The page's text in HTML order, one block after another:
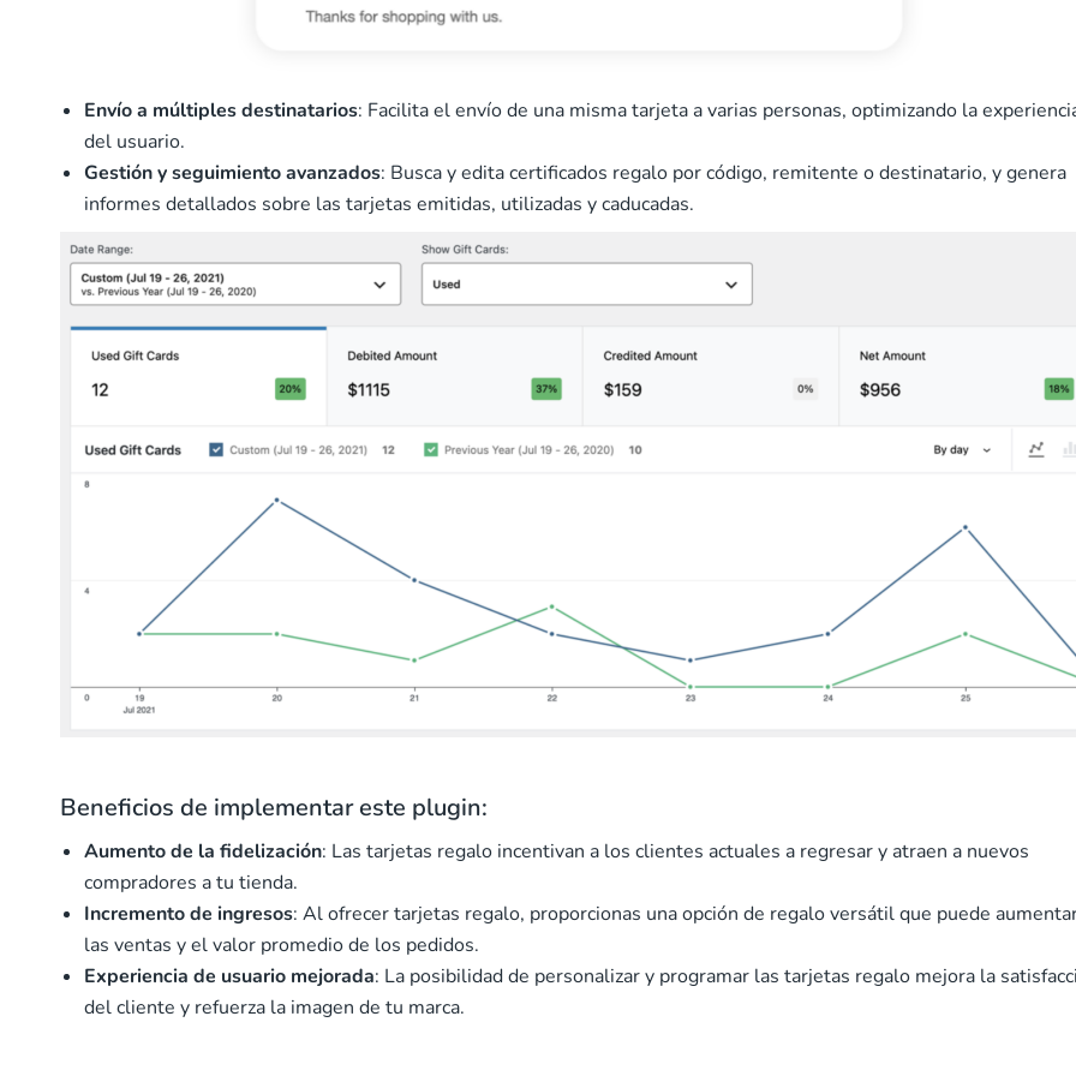
Envío a múltiples destinatarios: Facilita el envío de una misma tarjeta a varias personas, optimizando la
del usuario.
Gestión y seguimiento avanzados: Busca y edita certificados regalo por código, remitente o destinatario, y genera
informes detallados sobre las tarjetas emitidas, utilizadas y caducadas.
Beneficios de implementar este plugin:
Aumento de la fidelización: Las tarjetas regalo incentivan a los clientes actuales a regresar y atraen a nuevos
compradores a tu tienda.
Incremento de ingresos: Al ofrecer tarjetas regalo, proporcionas una opción de regalo versátil que puede
las ventas y el valor promedio de los pedidos.
Experiencia de usuario mejorada: La posibilidad de personalizar y programar las tarjetas regalo mejora la
del cliente y refuerza la imagen de tu marca.